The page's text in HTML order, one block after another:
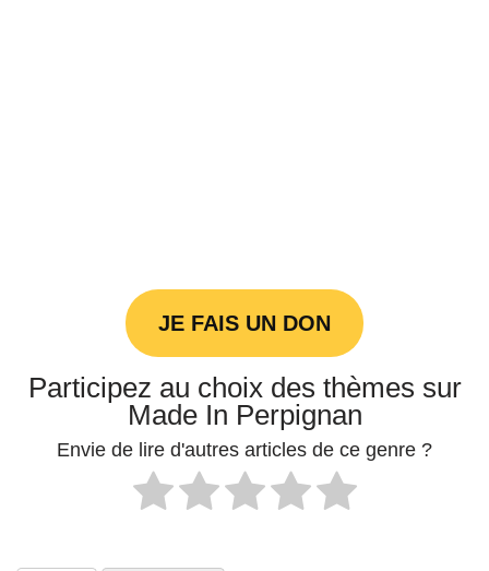
JE FAIS UN DON
Participez au choix des thèmes sur
Made In Perpignan
Envie de lire d'autres articles de ce genre ?